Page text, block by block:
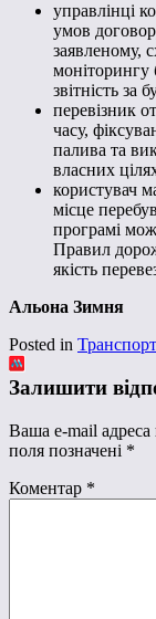
управлінці
умов
заявленому,
моніторингу
звітність за
перевізник
часу,
палива та
власних
користувач
місце
програмі
Правил
якість
Альона Зимня
Posted in Транспорт
Залишити
Ваша e-mail
поля позначені *
Коментар *